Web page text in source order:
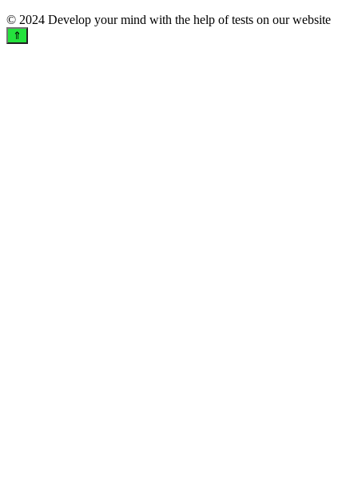
© 2024 Develop your mind with the help of tests on our website